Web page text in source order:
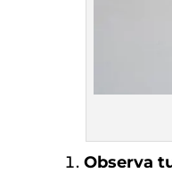
Observa